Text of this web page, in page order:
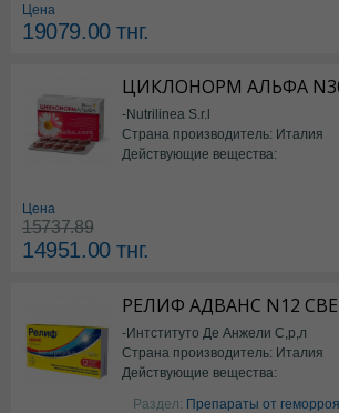
Цена
19079.00тнг.
ЦИКЛОНОРМ АЛЬФА
-Nutrilinea S.r.l
Страна производитель: Италия
Действующие вещества:
Цена
15737.89
14951.00тнг.
РЕЛИФ АДВАНС N12
-Интституто Де Анжели С,р,л
Страна производитель: Италия
Действующие вещества:
Бензокаин
Раздел: Препараты от геморроя